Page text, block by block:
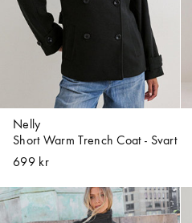
Nelly
Short Warm Trench Coat - Svart
699 kr